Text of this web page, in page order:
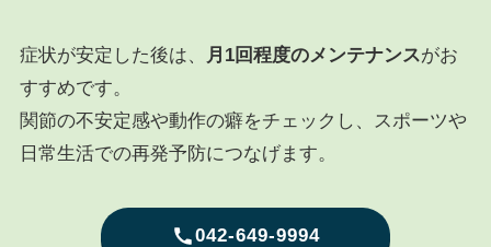
症状が安定した後は、 月1回程度のメンテナンスがお
すすめです。
関節の不安定感や動作の癖をチェックし、スポーツや
日常生活での再発予防につなげます。
042-649-9994